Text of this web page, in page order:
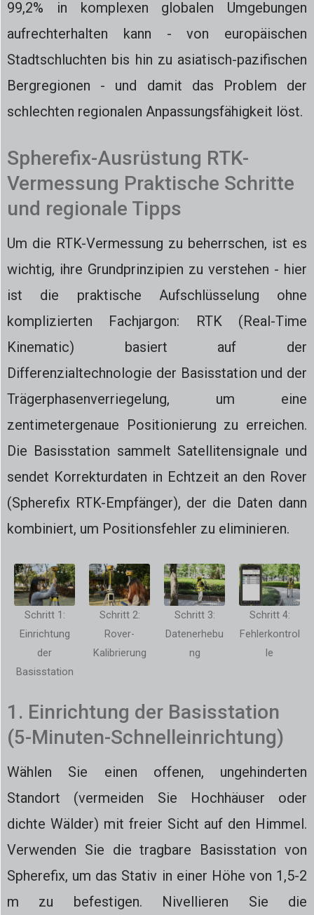
99,2% in komplexen globalen Umgebungen
aufrechterhalten kann - von europäischen
Stadtschluchten bis hin zu asiatisch-pazifischen
Bergregionen - und damit das Problem der
schlechten regionalen Anpassungsfähigkeit löst.
Spherefix-Ausrüstung RTK-
Vermessung Praktische Schritte
und regionale Tipps
Um die RTK-Vermessung zu beherrschen, ist es
wichtig, ihre Grundprinzipien zu verstehen - hier
ist die praktische Aufschlüsselung ohne
komplizierten Fachjargon: RTK (Real-Time
Kinematic) basiert auf der
Differenzialtechnologie der Basisstation und der
Trägerphasenverriegelung, um eine
zentimetergenaue Positionierung zu erreichen.
Die Basisstation sammelt Satellitensignale und
sendet Korrekturdaten in Echtzeit an den Rover
(Spherefix RTK-Empfänger), der die Daten dann
kombiniert, um Positionsfehler zu eliminieren.
Schritt 1:
Einrichtung
der
Basisstation
Schritt 2:
Rover-
Kalibrierung
Schritt 3:
Datenerhebu
ng
Schritt 4:
Fehlerkontrol
le
1. Einrichtung der Basisstation
(5-Minuten-Schnelleinrichtung)
Wählen Sie einen offenen, ungehinderten
Standort (vermeiden Sie Hochhäuser oder
dichte Wälder) mit freier Sicht auf den Himmel.
Verwenden Sie die tragbare Basisstation von
Spherefix, um das Stativ in einer Höhe von 1,5-2
m zu befestigen. Nivellieren Sie die